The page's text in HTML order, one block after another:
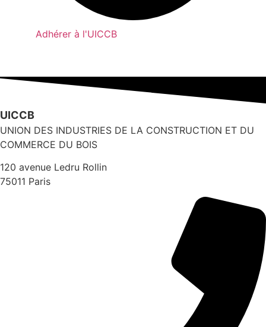
Adhérer à l'UICCB
UICCB
UNION DES INDUSTRIES DE LA CONSTRUCTION ET DU
COMMERCE DU BOIS
120 avenue Ledru Rollin
75011 Paris